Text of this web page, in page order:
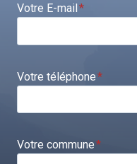
Votre E-mail*
Votre téléphone*
Votre commune*